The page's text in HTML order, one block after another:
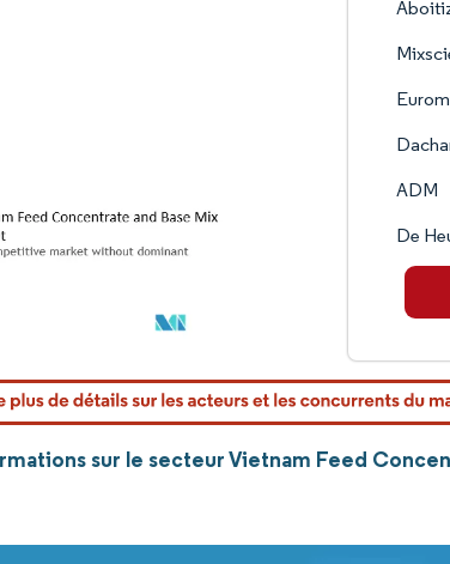
ADM
De
sur le secteur Vietnam Feed